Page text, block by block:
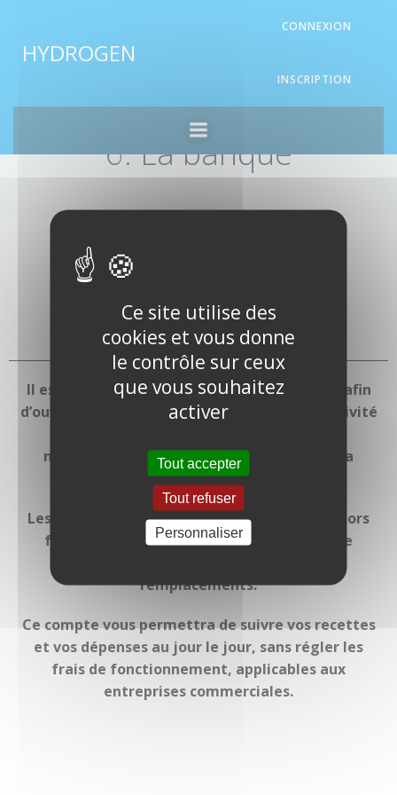
HYDROGEN
CONNEXION
INSCRIPTION
6. La banque
Il est essentiel, de contacter votre banquier afin
d’ouvrir un compte bancaire dédié à votre activité
nouvellement en activité, il vous proposera
certainement un compte professionnel.
Les frais de maintenance sont plus élevés, alors
faites-lui comprendre qu’un simple compte
remplacements.
Ce compte vous permettra de suivre vos recettes
et vos dépenses au jour le jour, sans régler les
frais de fonctionnement, applicables aux
entreprises commerciales.
Ce site utilise des
cookies et vous donne
le contrôle sur ceux
que vous souhaitez
activer
Tout accepter
Tout refuser
Personnaliser